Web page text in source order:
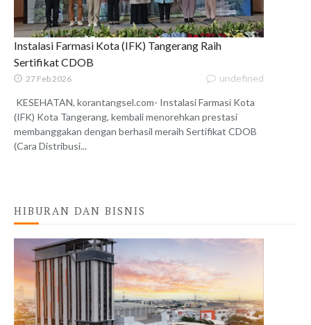
Instalasi Farmasi Kota (IFK) Tangerang Raih
Sertifikat CDOB
27 Feb 2026 undefined
KESEHATAN, korantangsel.com- Instalasi Farmasi Kota
(IFK) Kota Tangerang, kembali menorehkan prestasi
membanggakan dengan berhasil meraih Sertifikat CDOB
(Cara Distribusi...
HIBURAN DAN BISNIS